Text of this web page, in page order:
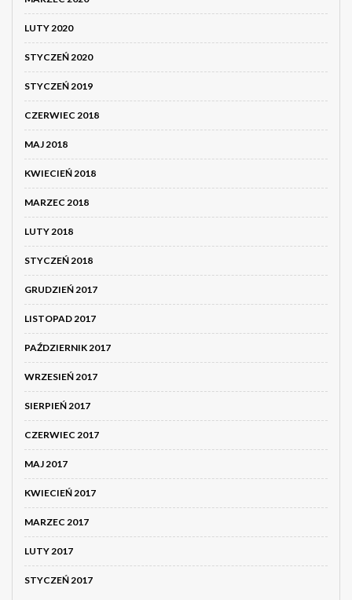
LUTY 2020
STYCZEŃ 2020
STYCZEŃ 2019
CZERWIEC 2018
MAJ 2018
KWIECIEŃ 2018
MARZEC 2018
LUTY 2018
STYCZEŃ 2018
GRUDZIEŃ 2017
LISTOPAD 2017
PAŹDZIERNIK 2017
WRZESIEŃ 2017
SIERPIEŃ 2017
CZERWIEC 2017
MAJ 2017
KWIECIEŃ 2017
MARZEC 2017
LUTY 2017
STYCZEŃ 2017